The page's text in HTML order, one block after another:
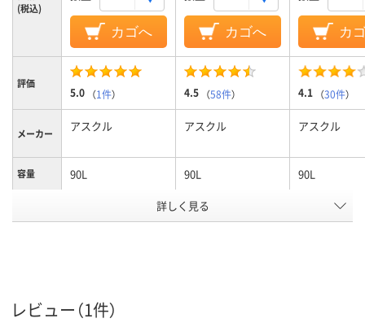
(税込)
カゴへ カゴへ カ
評価
5.0 （1件） 4.5 （58件） 4.1 （30件）
メーカー アスクル アスクル アスクル
容量 90L 90L 90L
白半透明
0.015mm
詳しく見る
レビュー（1件）